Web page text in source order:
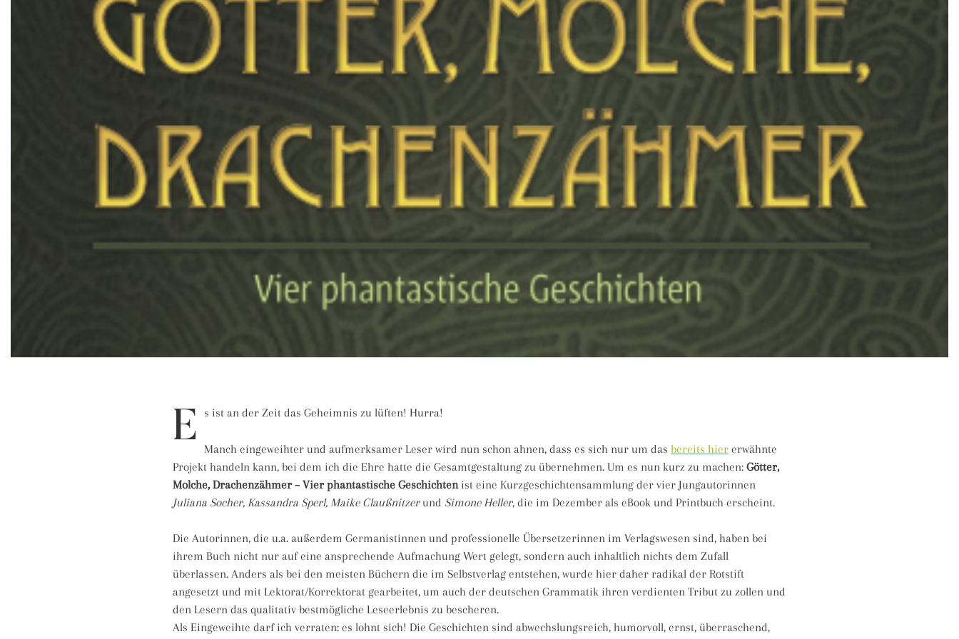
E s ist an der Zeit das Geheimnis zu lüften! Hurra!
Manch eingeweihter und aufmerksamer Leser wird nun schon ahnen, dass es sich nur um das bereits hier erwähnte
Projekt handeln kann, bei dem ich die Ehre hatte die Gesamtgestaltung zu übernehmen. Um es nun kurz zu machen: Götter,
Molche, Drachenzähmer – Vier phantastische Geschichtenist eine Kurzgeschichtensammlung der vier Jungautorinnen
Juliana Socher, Kassandra Sperl, Maike Claußnitzerund Simone Heller, die im Dezember als eBook und Printbuch erscheint.
Die Autorinnen, die u.a. außerdem Germanistinnen und professionelle Übersetzerinnen im Verlagswesen sind, haben bei
ihrem Buch nicht nur auf eine ansprechende Aufmachung Wert gelegt, sondern auch inhaltlich nichts dem Zufall
überlassen. Anders als bei den meisten Büchern die im Selbstverlag entstehen, wurde hier daher radikal der Rotstift
angesetzt und mit Lektorat/Korrektorat gearbeitet, um auch der deutschen Grammatik ihren verdienten Tribut zu zollen und
den Lesern das qualitativ bestmögliche Leseerlebnis zu bescheren.
Als Eingeweihte darf ich verraten: es lohnt sich! Die Geschichten sind abwechslungsreich, humorvoll, ernst, überraschend,